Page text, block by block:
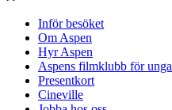
Inför besöket
Om Aspen
Hyr Aspen
Aspens filmklubb för unga
Presentkort
Cineville